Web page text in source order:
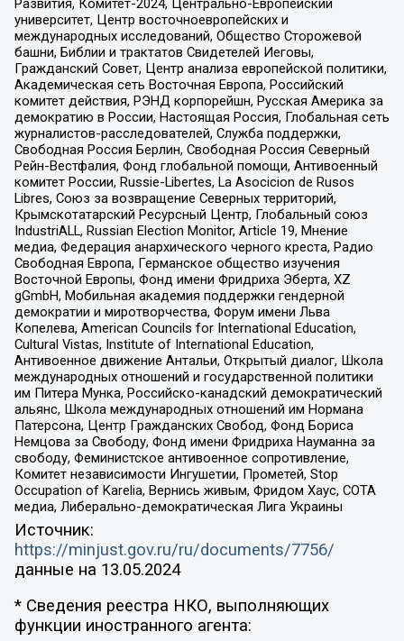
Развития, Комитет-2024, Центрально-Европейский
университет, Центр восточноевропейских и
международных исследований, Общество Сторожевой
башни, Библии и трактатов Свидетелей Иеговы,
Гражданский Совет, Центр анализа европейской политики,
Академическая сеть Восточная Европа, Российский
комитет действия, РЭНД корпорейшн, Русская Америка за
демократию в России, Настоящая Россия, Глобальная сеть
журналистов-расследователей, Служба поддержки,
Свободная Россия Берлин, Свободная Россия Северный
Рейн-Вестфалия, Фонд глобальной помощи, Антивоенный
комитет России, Russie-Libertes, La Asocicion de Rusos
Libres, Союз за возвращение Северных территорий,
Крымскотатарский Ресурсный Центр, Глобальный союз
IndustriALL, Russian Election Monitor, Article 19, Мнение
медиа, Федерация анархического черного креста, Радио
Свободная Европа, Германское общество изучения
Восточной Европы, Фонд имени Фридриха Эберта, XZ
gGmbH, Мобильная академия поддержки гендерной
демократии и миротворчества, Форум имени Льва
Копелева, American Councils for International Education,
Cultural Vistas, Institute of International Education,
Антивоенное движение Антальи, Открытый диалог, Школа
международных отношений и государственной политики
им Питера Мунка, Российско-канадский демократический
альянс, Школа международных отношений им Нормана
Патерсона, Центр Гражданских Свобод, Фонд Бориса
Немцова за Свободу, Фонд имени Фридриха Науманна за
свободу, Феминистское антивоенное сопротивление,
Комитет независимости Ингушетии, Прометей, Stop
Occupation of Karelia, Вернись живым, Фридом Хаус, СОТА
медиа, Либерально-демократическая Лига Украины
Источник:
https://minjust.gov.ru/ru/documents/7756/
данные на 13.05.2024
* Сведения реестра НКО, выполняющих
функции иностранного агента: